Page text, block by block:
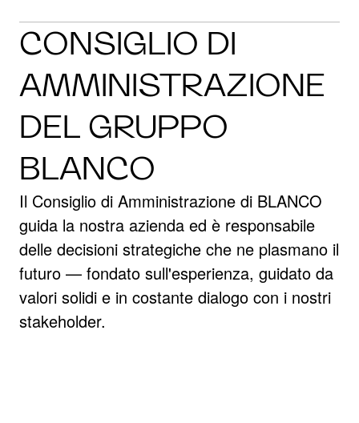
CONSIGLIO DI
AMMINISTRAZIONE
DEL GRUPPO
BLANCO
Il Consiglio di Amministrazione di BLANCO
guida la nostra azienda ed è responsabile
delle decisioni strategiche che ne plasmano il
futuro — fondato sull'esperienza, guidato da
valori solidi e in costante dialogo con i nostri
stakeholder.